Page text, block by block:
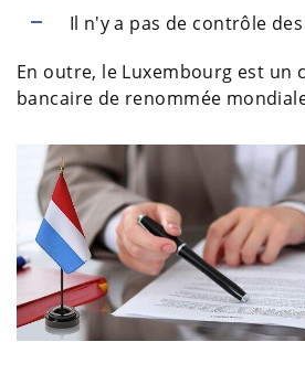
Il n'y a pas de contrôle
En outre, le Luxembourg est un
bancaire de renommée